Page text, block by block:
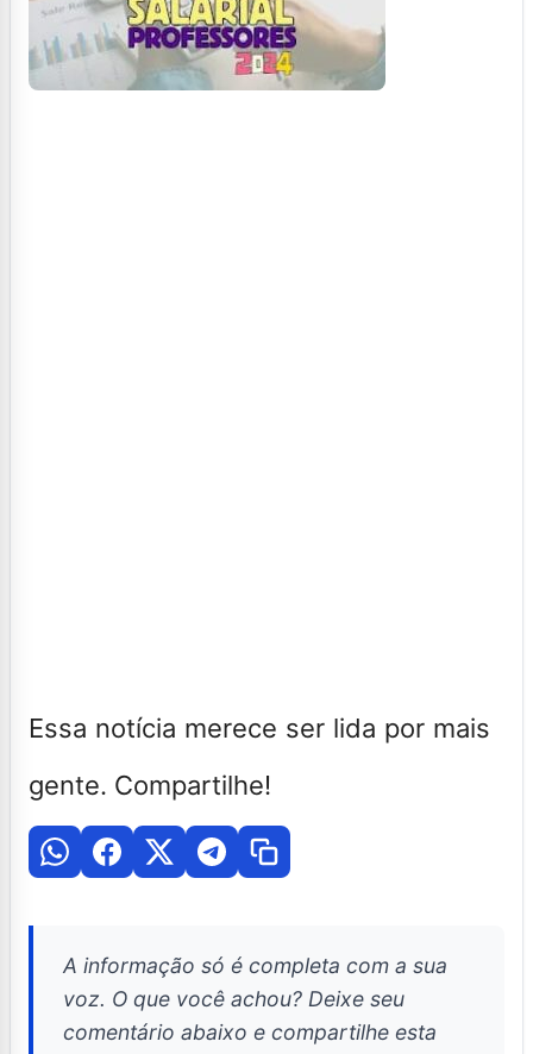
Essa notícia merece ser lida por mais
gente. Compartilhe!
A informação só é completa com a sua
voz. O que você achou? Deixe seu
comentário abaixo e compartilhe esta